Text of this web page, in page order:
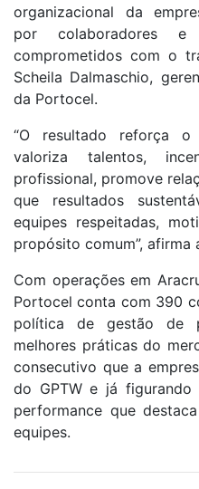
organizacional da
por colaboradores e
comprometidos com o
Scheila Dalmaschio,
da Portocel.
“O resultado reforça o
valoriza talentos,
profissional, promove
que resultados
equipes respeitadas,
propósito comum”, afirma
Com operações em
Portocel conta com 390
política de gestão de
melhores práticas do
consecutivo que a
do GPTW e já figurando
performance que
equipes.